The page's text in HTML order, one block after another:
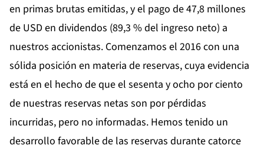
en primas brutas emitidas, y el pago de 47,8 millones
de USD en dividendos (89,3 % del ingreso neto) a
nuestros accionistas. Comenzamos el 2016 con una
sólida posición en materia de reservas, cuya evidencia
está en el hecho de que el sesenta y ocho por ciento
de nuestras reservas netas son por pérdidas
incurridas, pero no informadas. Hemos tenido un
desarrollo favorable de las reservas durante catorce